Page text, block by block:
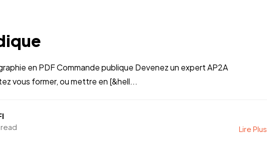
en PDF Commande publique Devenez un expert AP2A
vous former, ou mettre en [&hell...
read Lire Plus